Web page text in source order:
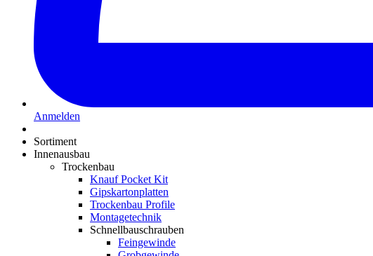
Anmelden
Sortiment
Innenausbau
Trockenbau
Knauf Pocket Kit
Gipskartonplatten
Trockenbau Profile
Montagetechnik
Schnellbauschrauben
Feingewinde